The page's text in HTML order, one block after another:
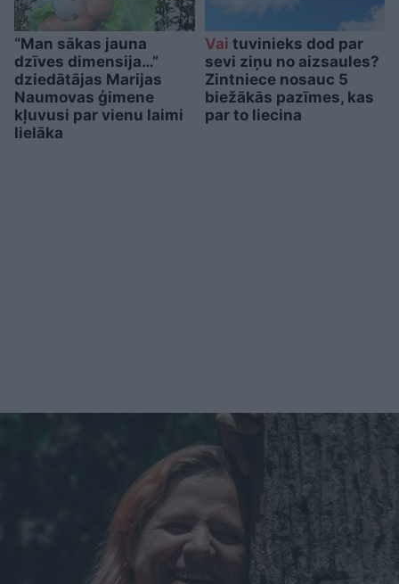
“Man sākas jauna
dzīves dimensija…”
dziedātājas Marijas
Naumovas ģimene
kļuvusi par vienu laimi
lielāka
Vai tuvinieks dod par
sevi ziņu no aizsaules?
Zintniece nosauc 5
biežākās pazīmes, kas
par to liecina